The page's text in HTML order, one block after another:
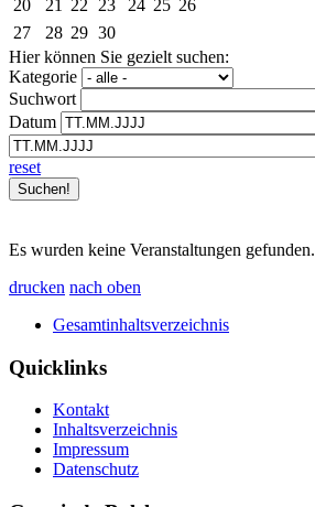
20
21 22 23 24 25 26
27
28 29 30
Hier können Sie gezielt suchen:
Kategorie
Suchwort
Datum
reset
Es wurden keine Veranstaltungen gefunden.
drucken nach oben
Gesamtinhaltsverzeichnis
Quicklinks
Kontakt
Inhaltsverzeichnis
Impressum
Datenschutz